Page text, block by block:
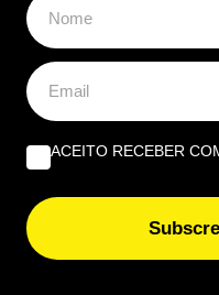
ACEITO RECEBER